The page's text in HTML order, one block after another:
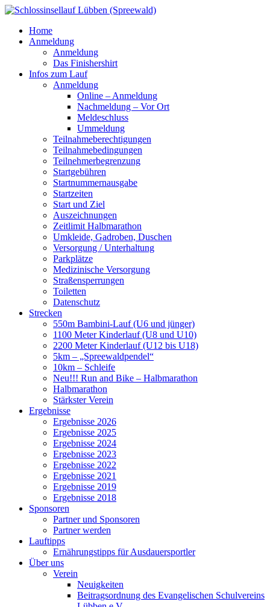
Home
Anmeldung
Anmeldung
Das Finishershirt
Infos zum Lauf
Anmeldung
Online – Anmeldung
Nachmeldung – Vor Ort
Meldeschluss
Ummeldung
Teilnahmeberechtigungen
Teilnahmebedingungen
Teilnehmerbegrenzung
Startgebühren
Startnummernausgabe
Startzeiten
Start und Ziel
Auszeichnungen
Zeitlimit Halbmarathon
Umkleide, Gadroben, Duschen
Versorgung / Unterhaltung
Parkplätze
Medizinische Versorgung
Straßensperrungen
Toiletten
Datenschutz
Strecken
550m Bambini-Lauf (U6 und jünger)
1100 Meter Kinderlauf (U8 und U10)
2200 Meter Kinderlauf (U12 bis U18)
5km – „Spreewaldpendel“
10km – Schleife
Neu!!! Run and Bike – Halbmarathon
Halbmarathon
Stärkster Verein
Ergebnisse
Ergebnisse 2026
Ergebnisse 2025
Ergebnisse 2024
Ergebnisse 2023
Ergebnisse 2022
Ergebnisse 2021
Ergebnisse 2019
Ergebnisse 2018
Sponsoren
Partner und Sponsoren
Partner werden
Lauftipps
Ernährungstipps für Ausdauersportler
Über uns
Verein
Neuigkeiten
Beitragsordnung des Evangelischen Schulvereins